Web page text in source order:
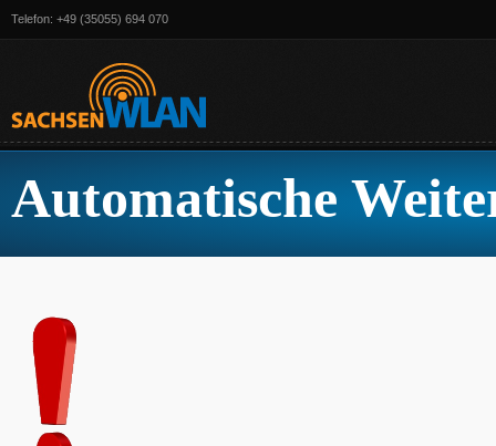
Telefon: +49 (35055) 694 070
Automatische